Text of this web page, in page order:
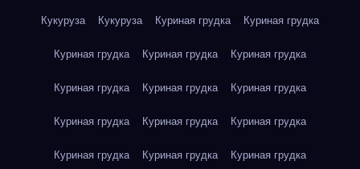
Кукуруза Кукуруза Куриная грудка Куриная грудка
Куриная грудка Куриная грудка Куриная грудка
Куриная грудка Куриная грудка Куриная грудка
Куриная грудка Куриная грудка Куриная грудка
Куриная грудка Куриная грудка Куриная грудка